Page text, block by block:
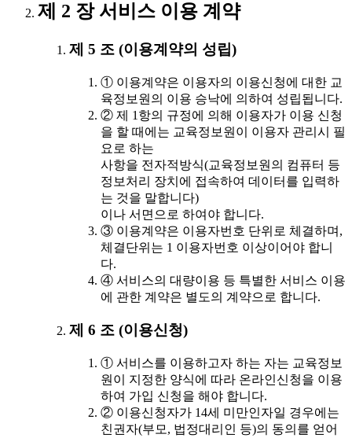
제 2 장 서비스 이용 계약
제 5 조 (이용계약의 성립)
① 이용계약은 이용자의 이용신청에 대한 교
육정보원의 이용 승낙에 의하여 성립됩니다.
② 제 1항의 규정에 의해 이용자가 이용 신청
을 할 때에는 교육정보원이 이용자 관리시 필
요로 하는
사항을 전자적방식(교육정보원의 컴퓨터 등
정보처리 장치에 접속하여 데이터를 입력하
는 것을 말합니다)
이나 서면으로 하여야 합니다.
③ 이용계약은 이용자번호 단위로 체결하며,
체결단위는 1 이용자번호 이상이어야 합니
다.
④ 서비스의 대량이용 등 특별한 서비스 이용
에 관한 계약은 별도의 계약으로 합니다.
제 6 조 (이용신청)
① 서비스를 이용하고자 하는 자는 교육정보
원이 지정한 양식에 따라 온라인신청을 이용
하여 가입 신청을 해야 합니다.
② 이용신청자가 14세 미만인자일 경우에는
친권자(부모, 법정대리인 등)의 동의를 얻어